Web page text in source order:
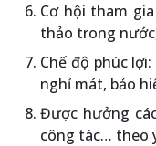
Cơ hội tham
thảo trong
Chế độ phúc
nghỉ mát, bảo
Được hưởng
công tác… theo